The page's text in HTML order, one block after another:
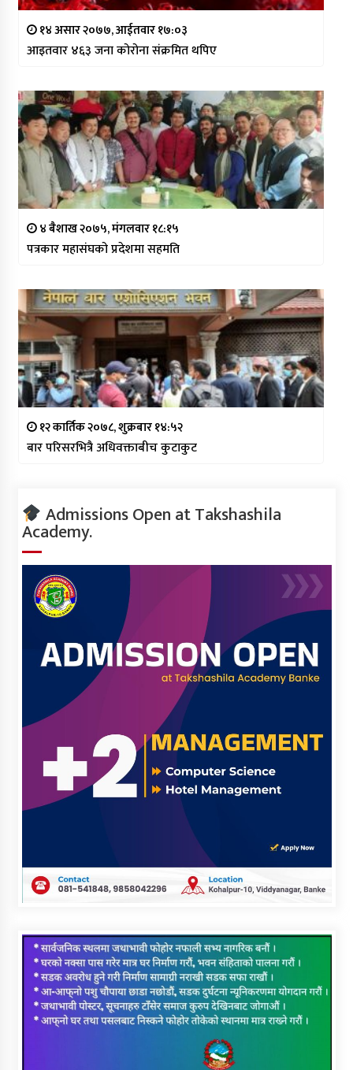
१४ असार २०७७, आईतवार १७:०३
आइतवार ४६३ जना कोरोना संक्रमित थपिए
४ बैशाख २०७५, मंगलवार १८:१५
पत्रकार महासंघको प्रदेशमा सहमति
१२ कार्तिक २०७८, शुक्रबार १४:५२
बार परिसरभित्रै अधिवक्ताबीच कुटाकुट
Admissions Open at Takshashila
Academy.